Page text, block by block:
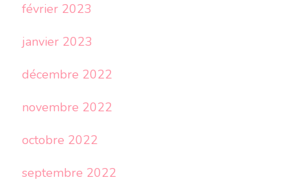
février 2023
janvier 2023
décembre 2022
novembre 2022
octobre 2022
septembre 2022